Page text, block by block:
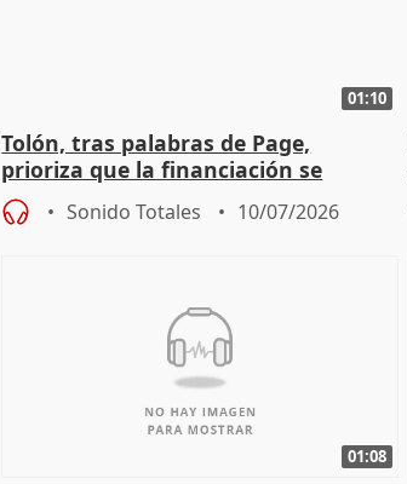
01:10
Tolón, tras palabras de Page,
prioriza que la financiación se
aborde "ya" en el CPFF
Sonido Totales 10/07/2026
01:08